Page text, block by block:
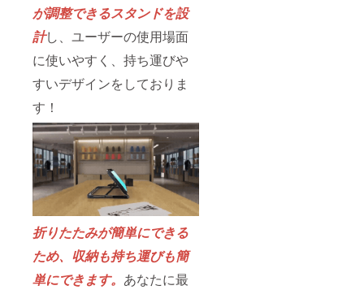
が調整できるスタンドを設
計し、ユーザーの使用場面
に使いやすく、持ち運びや
すいデザインをしておりま
す！
折りたたみが簡単にできる
ため、収納も持ち運びも簡
単にできます。 あなたに最